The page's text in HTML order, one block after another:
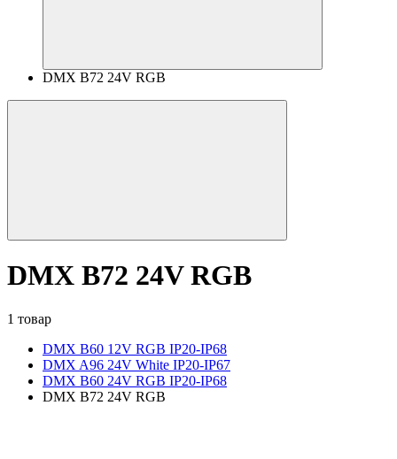
DMX B72 24V RGB
DMX B72 24V RGB
1 товар
DMX B60 12V RGB IP20-IP68
DMX A96 24V White IP20-IP67
DMX B60 24V RGB IP20-IP68
DMX B72 24V RGB